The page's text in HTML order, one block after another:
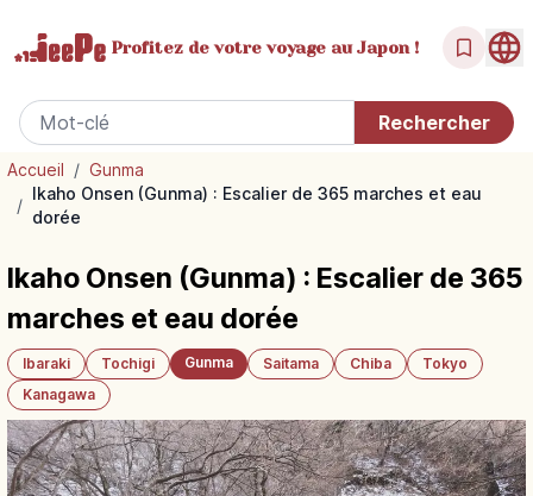
Profitez de votrevoyage au Japon !
Accueil / Gunma
/
Ikaho Onsen (Gunma) : Escalier de 365 marches et eau
dorée
Ikaho Onsen (Gunma) : Escalier de 365
marches et eau dorée
Ibaraki Tochigi Gunma Saitama Chiba
Tokyo
Kanagawa